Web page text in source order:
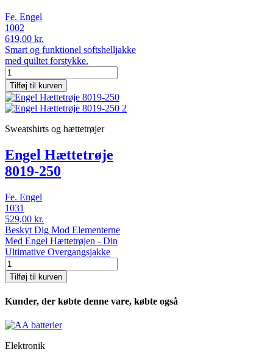
Fe. Engel
1002
619,00 kr.
Smart og funktionel softshelljakke
med quiltet forstykke.
Tilføj til kurven
Sweatshirts og hættetrøjer
Engel Hættetrøje
8019-250
Fe. Engel
1031
529,00 kr.
Beskyt Dig Mod Elementerne
Med Engel Hættetrøjen - Din
Ultimative Overgangsjakke
Tilføj til kurven
Kunder, der købte denne vare, købte også
Elektronik